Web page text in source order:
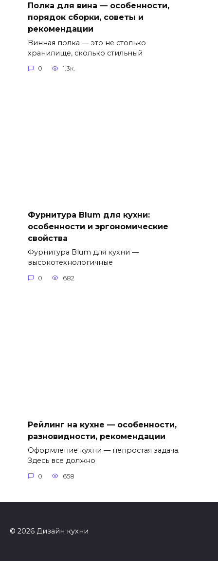
Полка для вина — особенности,
порядок сборки, советы и
рекомендации
Винная полка — это не столько
хранилище, сколько стильный
0 1.3к.
Фурнитура Blum для кухни:
особенности и эргономические
свойства
Фурнитура Blum для кухни —
высокотехнологичные
0 682
Рейлинг на кухне — особенности,
разновидности, рекомендации
Оформление кухни — непростая задача.
Здесь все должно
0 658
© 2026 Дизайн кухни